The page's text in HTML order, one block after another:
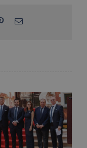
PinterestCorreo